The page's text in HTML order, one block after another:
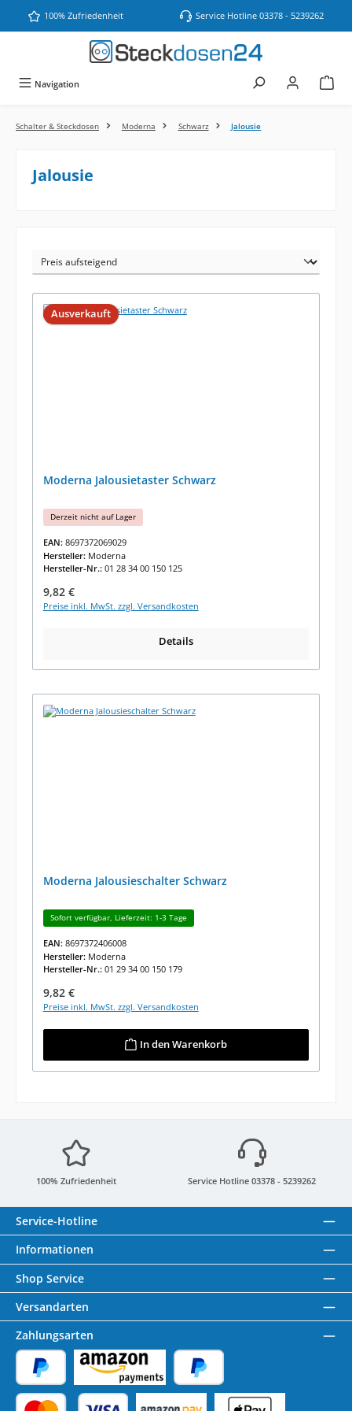
Zum Hauptinhalt springen
100% Zufriedenheit Service Hotline 03378 - 5239262
Navigation
Schalter & Steckdosen Moderna Schwarz Jalousie
Jalousie
Ausverkauft
Moderna Jalousietaster Schwarz
Derzeit nicht auf Lager
EAN: 8697372069029
Hersteller: Moderna
Hersteller-Nr.: 01 28 34 00 150 125
Regulärer Preis:
9,82 €
Preise inkl. MwSt. zzgl. Versandkosten
Details
Moderna Jalousieschalter Schwarz
Sofort verfügbar, Lieferzeit: 1-3 Tage
EAN: 8697372406008
Hersteller: Moderna
Hersteller-Nr.: 01 29 34 00 150 179
Regulärer Preis:
9,82 €
Preise inkl. MwSt. zzgl. Versandkosten
In den Warenkorb
100% Zufriedenheit Service Hotline 03378 - 5239262
Service-Hotline
Informationen
Shop Service
Versandarten
Zahlungsarten
PayPal Amazon Pay Später Bezahlen